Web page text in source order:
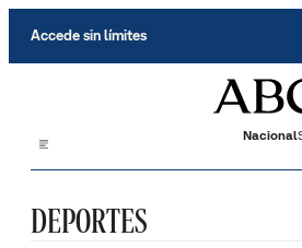
Accede sin límites
Nacional
DEPORTES